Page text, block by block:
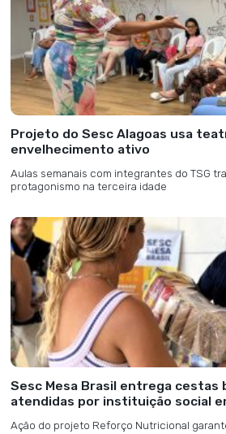
Projeto do Sesc Alagoas usa
envelhecimento ativo
Aulas semanais com integrantes do TSG
protagonismo na terceira idade
Sesc Mesa Brasil entrega cestas
atendidas por instituição social
Ação do projeto Reforço Nutricional